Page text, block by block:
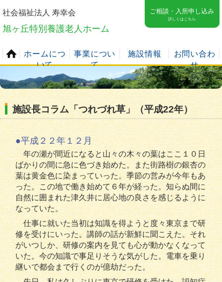
社会福祉法人 寿幸会
旭ヶ丘特別養護老人ホーム
ご相談・入所申し込み
詳しくはこちら
ホームにつ
いて
事業につい
て
施設情報
お問い合わ
せ
施設長コラム「つれづれ草」（平成22年）
●平成２２年１２月
年の瀬が間近になると山々の木々の葉はここ１０日
ばかりの間に急に色づき始めた。また街路樹の銀杏の
葉は黄金色に染まっていった。季節の営みが今年もあ
った。この地で働き始めて６年が経った。知らぬ間に
自然に囲まれた津久井に居心地の良さを感じるように
なっていた。
仕事に就いた当初は知識を得ようと度々東京まで研
修を受けにいった。講師の話が新鮮に聞こえた。それ
がいつしか、研修の案内を見ても心が動かなくなって
いた。今の知識で事足りそうな気がした。電車を乗り
継いで都会まで行くのが億劫だった。